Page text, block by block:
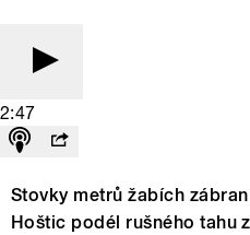
2:47
Stovky metrů žabích
Hoštic podél rušného tahu